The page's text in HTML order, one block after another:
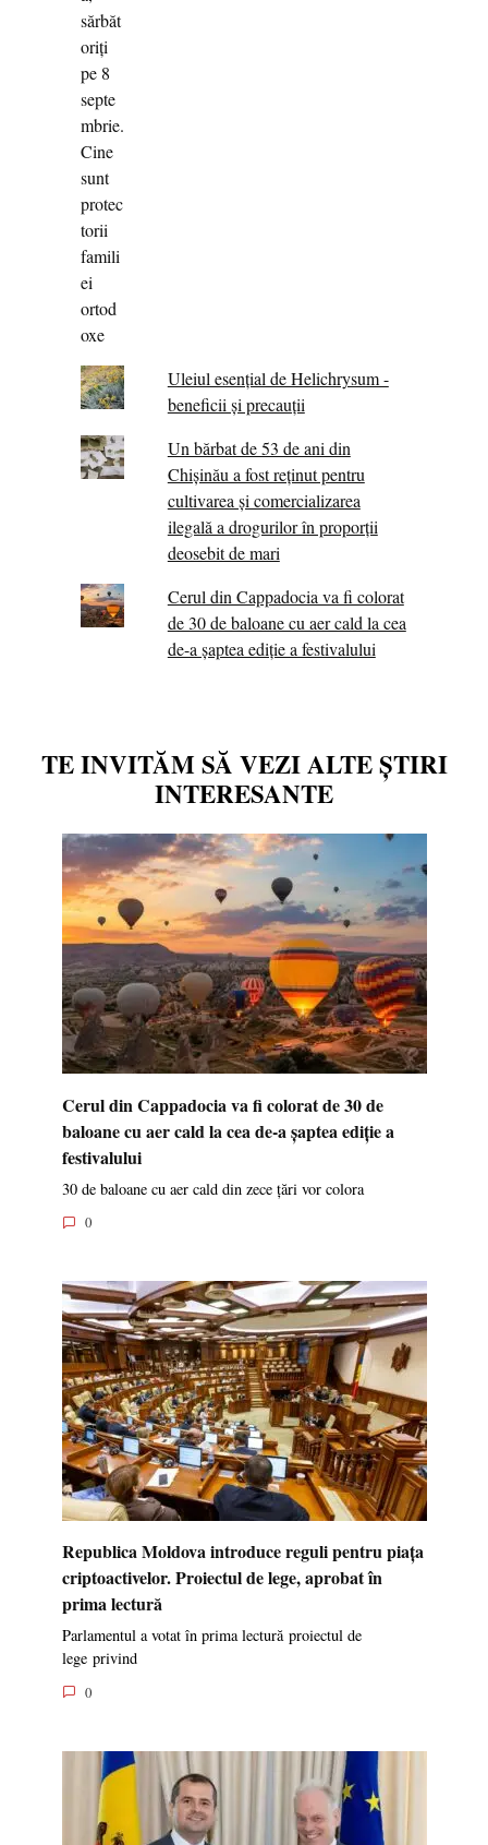
Uleiul esențial de Helichrysum -
beneficii și precauții
Un bărbat de 53 de ani din
Chișinău a fost reținut pentru
cultivarea și comercializarea
ilegală a drogurilor în proporții
deosebit de mari
Cerul din Cappadocia va fi colorat
de 30 de baloane cu aer cald la cea
de-a șaptea ediție a festivalului
TE INVITĂM SĂ VEZI ALTE ȘTIRI
INTERESANTE
Cerul din Cappadocia va fi colorat de 30 de
baloane cu aer cald la cea de-a șaptea ediție a
festivalului
30 de baloane cu aer cald din zece țări vor colora
0
Republica Moldova introduce reguli pentru piața
criptoactivelor. Proiectul de lege, aprobat în
prima lectură
Parlamentul a votat în prima lectură proiectul de
lege privind
0